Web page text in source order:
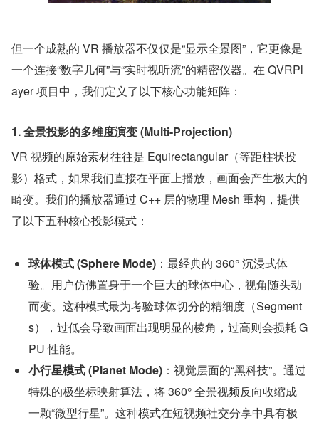
但一个成熟的 VR 播放器不仅仅是“显示全景图”，它更像是
一个连接“数字几何”与“实时视听流”的精密仪器。在 QVRPl
ayer 项目中，我们定义了以下核心功能矩阵：
1. 全景投影的多维度演变 (Multi-Projection)
VR 视频的原始素材往往是 Equirectangular（等距柱状投
影）格式，如果我们直接在平面上播放，画面会产生极大的
畸变。我们的播放器通过 C++ 层的物理 Mesh 重构，提供
了以下五种核心投影模式：
球体模式 (Sphere Mode) ：最经典的 360° 沉浸式体
验。用户仿佛置身于一个巨大的球体中心，视角随头动
而变。这种模式最为考验球体切分的精细度（Segment
s），过低会导致画面出现明显的棱角，过高则会损耗 G
PU 性能。
小行星模式 (Planet Mode) ：视觉层面的“黑科技”。通过
特殊的极坐标映射算法，将 360° 全景视频反向收缩成
一颗“微型行星”。这种模式在短视频社交分享中具有极